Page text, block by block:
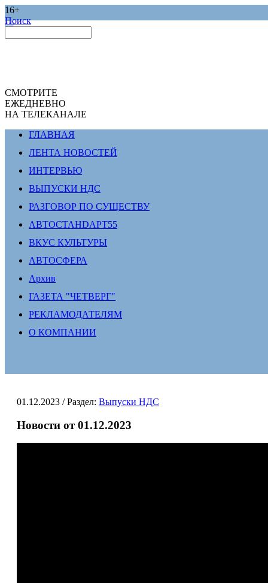
16+
Поиск
СМОТРИТЕ
ЕЖЕДНЕВНО
НА ТЕЛЕКАНАЛЕ
ГЛАВНАЯ
ЛЕНТА НОВОСТЕЙ
ИНТЕРВЬЮ
ВЫПУСКИ НДС
РАЗГОВОР ПО СУЩЕСТВУ
АВТОСТАНDАРТ55
ВКУС КУЛЬТУРЫ
АВТОСФЕРА
Архив
ГАЗЕТА "ЧЕТВЕРГ"
РЕКЛАМОДАТЕЛЯМ
О КОМПАНИИ
01.12.2023 / Раздел: Выпуски НДС
Новости от 01.12.2023